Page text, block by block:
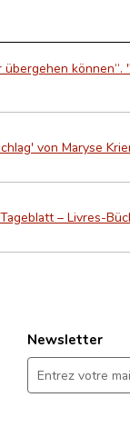
können“.
von Maryse
– Livres-
Newsletter